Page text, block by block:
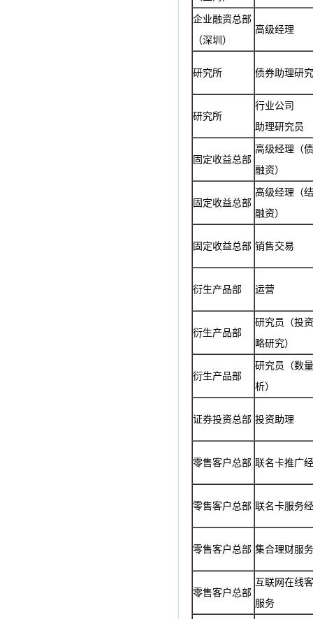
企业融资总部
（深圳）
高级经理
研究所 债券助理研
研究所
行业公司
助理研究员
固定收益总部
高级经理（
融资）
固定收益总部
高级经理（
融资）
固定收益总部 销售交易
衍生产品部 运营
衍生产品部
研究员（投
略研究）
衍生产品部
研究员（数
析）
证券投资总部 投资助理
零售客户总部 联名卡推广
零售客户总部 联名卡服务
零售客户总部 集合理财服务
零售客户总部
互联网在线
服务